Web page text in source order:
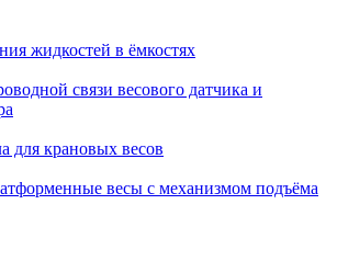
жидкостей в ёмкостях
связи весового датчика и
для крановых весов
весы с механизмом подъёма